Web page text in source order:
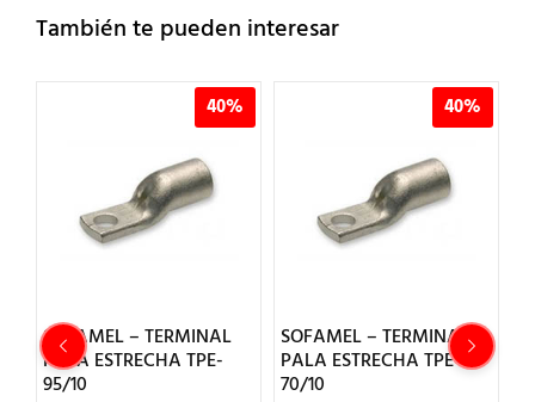
También te pueden interesar
40%
SOFAMEL – TERMINAL
PALA ESTRECHA TPE-
95/10
40%
SOFAMEL – TERMINAL
PALA ESTRECHA TPE-
70/10